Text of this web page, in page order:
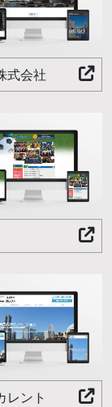
式会社
レント